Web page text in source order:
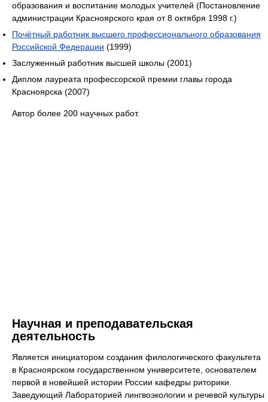
образования и воспитание молодых учителей (Постановление
администрации Красноярского края от 8 октября 1998 г.)
Почётный работник высшего профессионального образования
Российской Федерации (1999)
Заслуженный работник высшей школы (2001)
Диплом лауреата профессорской премии главы города
Красноярска (2007)
Автор более 200 научных работ.
Научная и преподавательская
деятельность
Является инициатором создания филологического факультета
в Красноярском государственном университете, основателем
первой в новейшей истории России кафедры риторики.
Заведующий Лабораторией лингвоэкологии и речевой культуры